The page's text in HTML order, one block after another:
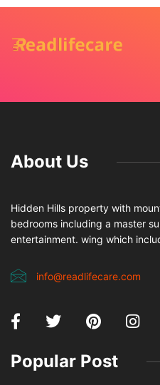
About Us
Hidden Hills property with
bedrooms including a master
entertainment. wing which
info@readlifecare.com
Popular Post